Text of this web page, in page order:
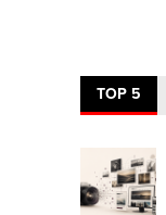
TOP 5